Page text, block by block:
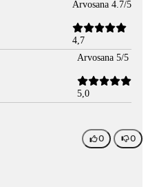
Arvosana 4.7/5
4,7
Arvosana 5/5
5,0
0 0